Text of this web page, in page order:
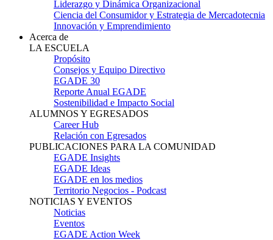
Liderazgo y Dinámica Organizacional
Ciencia del Consumidor y Estrategia de Mercadotecnia
Innovación y Emprendimiento
Acerca de
LA ESCUELA
Propósito
Consejos y Equipo Directivo
EGADE 30
Reporte Anual EGADE
Sostenibilidad e Impacto Social
ALUMNOS Y EGRESADOS
Career Hub
Relación con Egresados
PUBLICACIONES PARA LA COMUNIDAD
EGADE Insights
EGADE Ideas
EGADE en los medios
Territorio Negocios - Podcast
NOTICIAS Y EVENTOS
Noticias
Eventos
EGADE Action Week